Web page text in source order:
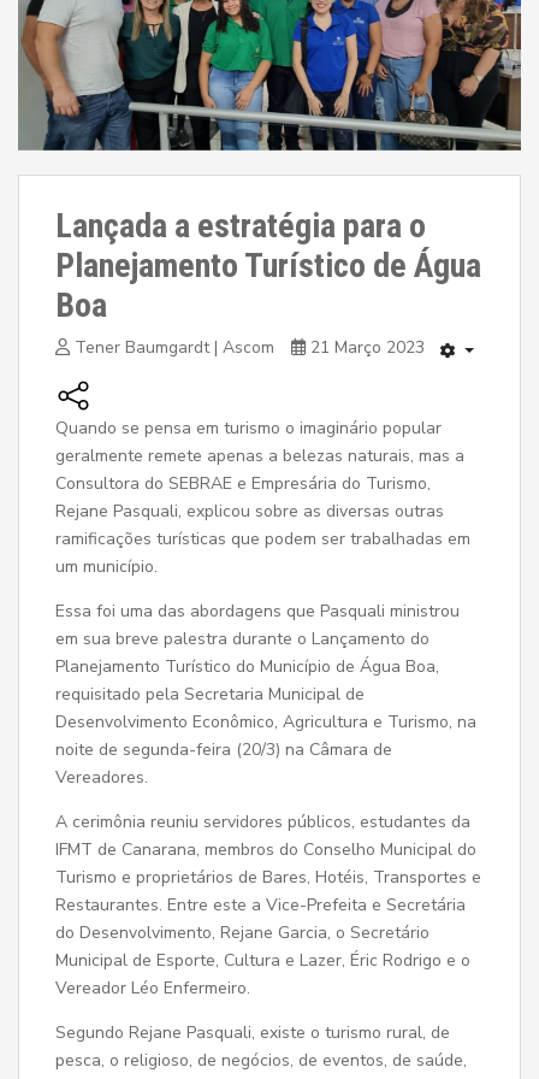
Lançada a estratégia para o
Planejamento Turístico de Água
Boa
Tener Baumgardt | Ascom 21 Março 2023
Quando se pensa em turismo o imaginário popular
geralmente remete apenas a belezas naturais, mas a
Consultora do SEBRAE e Empresária do Turismo,
Rejane Pasquali, explicou sobre as diversas outras
ramificações turísticas que podem ser trabalhadas em
um município.
Essa foi uma das abordagens que Pasquali ministrou
em sua breve palestra durante o Lançamento do
Planejamento Turístico do Município de Água Boa,
requisitado pela Secretaria Municipal de
Desenvolvimento Econômico, Agricultura e Turismo, na
noite de segunda-feira (20/3) na Câmara de
Vereadores.
A cerimônia reuniu servidores públicos, estudantes da
IFMT de Canarana, membros do Conselho Municipal do
Turismo e proprietários de Bares, Hotéis, Transportes e
Restaurantes. Entre este a Vice-Prefeita e Secretária
do Desenvolvimento, Rejane Garcia, o Secretário
Municipal de Esporte, Cultura e Lazer, Éric Rodrigo e o
Vereador Léo Enfermeiro.
Segundo Rejane Pasquali, existe o turismo rural, de
pesca, o religioso, de negócios, de eventos, de saúde,